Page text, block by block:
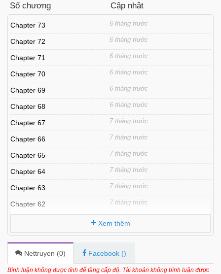
Số chương Cập nhật
Chapter 73 6 tháng trước
Chapter 72 6 tháng trước
Chapter 71 6 tháng trước
Chapter 70 6 tháng trước
Chapter 69 6 tháng trước
Chapter 68 6 tháng trước
Chapter 67 7 tháng trước
Chapter 66 7 tháng trước
Chapter 65 7 tháng trước
Chapter 64 7 tháng trước
Chapter 63 7 tháng trước
Chapter 62 7 tháng trước
Chapter 60 7 tháng trước
Chapter 59 7 tháng trước
Chapter 58 7 tháng trước
Xem thêm
Nettruyen (0) Facebook ()
Bình luận không được tính để tăng cấp độ. Tài khoản không bình luận được